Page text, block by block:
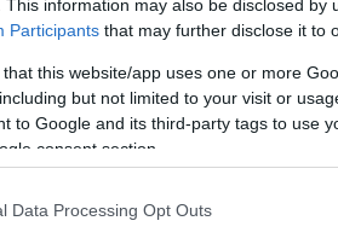
This information may also be disclosed by
Participants that may further disclose it to
that this website/app uses one or more
but not limited to your visit or
to Google and its third-party tags to use
consent section.
Data Processing Opt Outs
még elérhető a 2027-es
távozására?
alapján, hogy úgy
esetre, ha Max Verstappen
cél mindenképp az ő